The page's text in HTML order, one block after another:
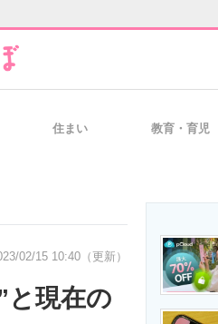
経営リーダーのコミュニティ
住まい 教育・育児
02/15 10:40（更新）
と現在の